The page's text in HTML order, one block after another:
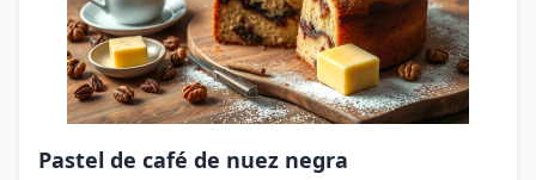
Pastel de café de nuez negra